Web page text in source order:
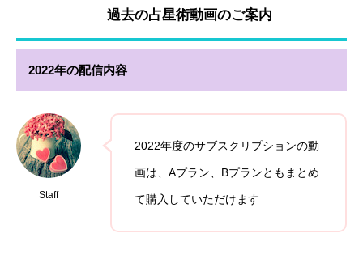
過去の占星術動画のご案内
2022年の配信内容
Staff
2022年度のサブスクリプションの動
画は、Aプラン、Bプランともまとめ
て購入していただけます